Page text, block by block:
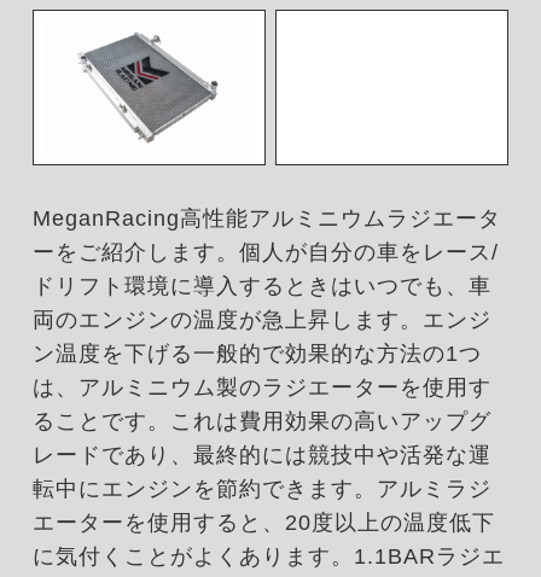
MeganRacing高性能アルミニウムラジエータ
ーをご紹介します。個人が自分の車をレース/
ドリフト環境に導入するときはいつでも、車
両のエンジンの温度が急上昇します。エンジ
ン温度を下げる一般的で効果的な方法の1つ
は、アルミニウム製のラジエーターを使用す
ることです。これは費用効果の高いアップグ
レードであり、最終的には競技中や活発な運
転中にエンジンを節約できます。アルミラジ
エーターを使用すると、20度以上の温度低下
に気付くことがよくあります。1.1BARラジエ